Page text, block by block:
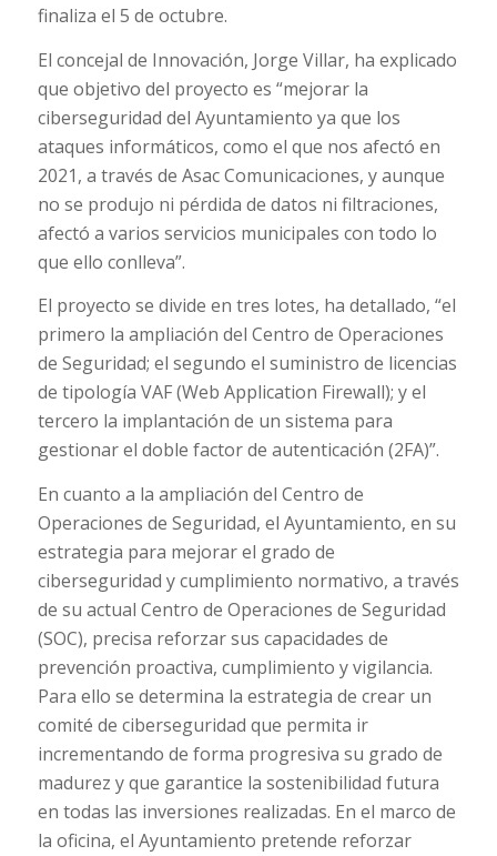
finaliza el 5 de octubre.
El concejal de Innovación, Jorge Villar, ha explicado
que objetivo del proyecto es “mejorar la
ciberseguridad del Ayuntamiento ya que los
ataques informáticos, como el que nos afectó en
2021, a través de Asac Comunicaciones, y aunque
no se produjo ni pérdida de datos ni filtraciones,
afectó a varios servicios municipales con todo lo
que ello conlleva”.
El proyecto se divide en tres lotes, ha detallado, “el
primero la ampliación del Centro de Operaciones
de Seguridad; el segundo el suministro de licencias
de tipología VAF (Web Application Firewall); y el
tercero la implantación de un sistema para
gestionar el doble factor de autenticación (2FA)”.
En cuanto a la ampliación del Centro de
Operaciones de Seguridad, el Ayuntamiento, en su
estrategia para mejorar el grado de
ciberseguridad y cumplimiento normativo, a través
de su actual Centro de Operaciones de Seguridad
(SOC), precisa reforzar sus capacidades de
prevención proactiva, cumplimiento y vigilancia.
Para ello se determina la estrategia de crear un
comité de ciberseguridad que permita ir
incrementando de forma progresiva su grado de
madurez y que garantice la sostenibilidad futura
en todas las inversiones realizadas. En el marco de
la oficina, el Ayuntamiento pretende reforzar